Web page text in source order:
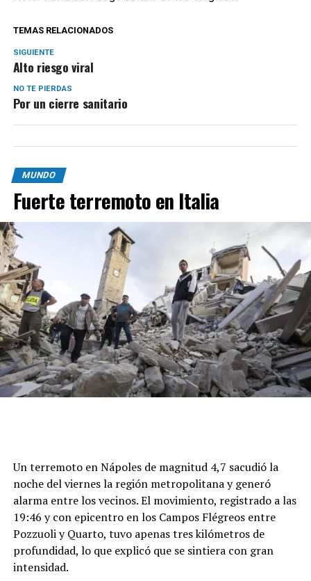
TEMAS RELACIONADOS
SIGUIENTE
Alto riesgo viral
NO TE PIERDAS
Por un cierre sanitario
MUNDO
Fuerte terremoto en Italia
Un terremoto en Nápoles de magnitud 4,7 sacudió la
noche del viernes la región metropolitana y generó
alarma entre los vecinos. El movimiento, registrado a las
19:46 y con epicentro en los Campos Flégreos entre
Pozzuoli y Quarto, tuvo apenas tres kilómetros de
profundidad, lo que explicó que se sintiera con gran
intensidad.